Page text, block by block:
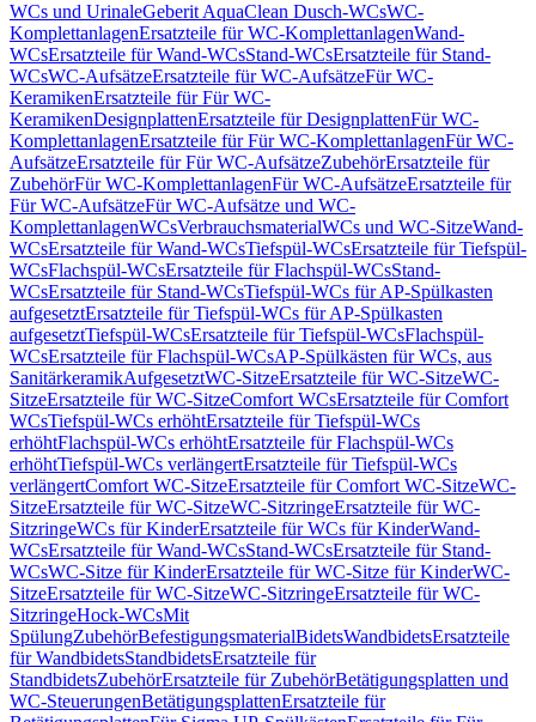
WCs und UrinaleGeberit AquaClean Dusch-WCsWC-
KomplettanlagenErsatzteile für WC-KomplettanlagenWand-
WCsErsatzteile für Wand-WCsStand-WCsErsatzteile für Stand-
WCsWC-AufsätzeErsatzteile für WC-AufsätzeFür WC-
KeramikenErsatzteile für Für WC-
KeramikenDesignplattenErsatzteile für DesignplattenFür WC-
KomplettanlagenErsatzteile für Für WC-KomplettanlagenFür WC-
AufsätzeErsatzteile für Für WC-AufsätzeZubehörErsatzteile für
ZubehörFür WC-KomplettanlagenFür WC-AufsätzeErsatzteile für
Für WC-AufsätzeFür WC-Aufsätze und WC-
KomplettanlagenWCsVerbrauchsmaterialWCs und WC-SitzeWand-
WCsErsatzteile für Wand-WCsTiefspül-WCsErsatzteile für Tiefspül-
WCsFlachspül-WCsErsatzteile für Flachspül-WCsStand-
WCsErsatzteile für Stand-WCsTiefspül-WCs für AP-Spülkasten
aufgesetztErsatzteile für Tiefspül-WCs für AP-Spülkasten
aufgesetztTiefspül-WCsErsatzteile für Tiefspül-WCsFlachspül-
WCsErsatzteile für Flachspül-WCsAP-Spülkästen für WCs, aus
SanitärkeramikAufgesetztWC-SitzeErsatzteile für WC-SitzeWC-
SitzeErsatzteile für WC-SitzeComfort WCsErsatzteile für Comfort
WCsTiefspül-WCs erhöhtErsatzteile für Tiefspül-WCs
erhöhtFlachspül-WCs erhöhtErsatzteile für Flachspül-WCs
erhöhtTiefspül-WCs verlängertErsatzteile für Tiefspül-WCs
verlängertComfort WC-SitzeErsatzteile für Comfort WC-SitzeWC-
SitzeErsatzteile für WC-SitzeWC-SitzringeErsatzteile für WC-
SitzringeWCs für KinderErsatzteile für WCs für KinderWand-
WCsErsatzteile für Wand-WCsStand-WCsErsatzteile für Stand-
WCsWC-Sitze für KinderErsatzteile für WC-Sitze für KinderWC-
SitzeErsatzteile für WC-SitzeWC-SitzringeErsatzteile für WC-
SitzringeHock-WCsMit
SpülungZubehörBefestigungsmaterialBidetsWandbidetsErsatzteile
für WandbidetsStandbidetsErsatzteile für
StandbidetsZubehörErsatzteile für ZubehörBetätigungsplatten und
WC-SteuerungenBetätigungsplattenErsatzteile für